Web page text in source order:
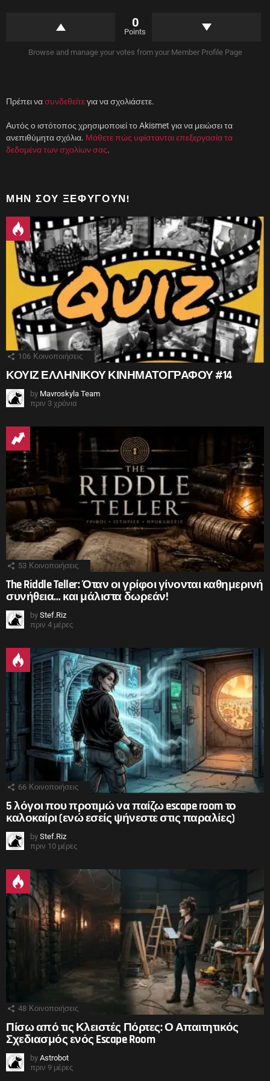
ρ
ο
0
Points
Browse and manage your votes from your Member Profile Page
Πρέπει νασυνδεθείτεγια να σχολιάσετε.
Αυτός ο ιστότοπος χρησιμοποιεί το Akismet για να μειώσει τα
ανεπιθύμητα σχόλια. Μάθετε πώς υφίστανται επεξεργασία τα
δεδομένα των σχολίων σας.
ΜΗΝ ΣΟΥ ΞΕΦΎΓΟΥΝ!
106 Κοινοποιήσεις
ΚΟΥΙΖ ΕΛΛΗΝΙΚΟΥ ΚΙΝΗΜΑΤΟΓΡΑΦΟΥ #14
by Mavroskyla Team
πριν 3 χρόνια
53 Κοινοποιήσεις
The Riddle Teller: Όταν οι γρίφοι γίνονται καθημερινή
συνήθεια… και μάλιστα δωρεάν!
by Stef.Riz
πριν 4 μέρες
66 Κοινοποιήσεις
5 λόγοι που προτιμώ να παίζω escape room το
καλοκαίρι (ενώ εσείς ψήνεστε στις παραλίες)
by Stef.Riz
πριν 10 μέρες
48 Κοινοποιήσεις
Πίσω από τις Κλειστές Πόρτες: Ο Απαιτητικός
Σχεδιασμός ενός Escape Room
by Astrobot
πριν 9 μέρες